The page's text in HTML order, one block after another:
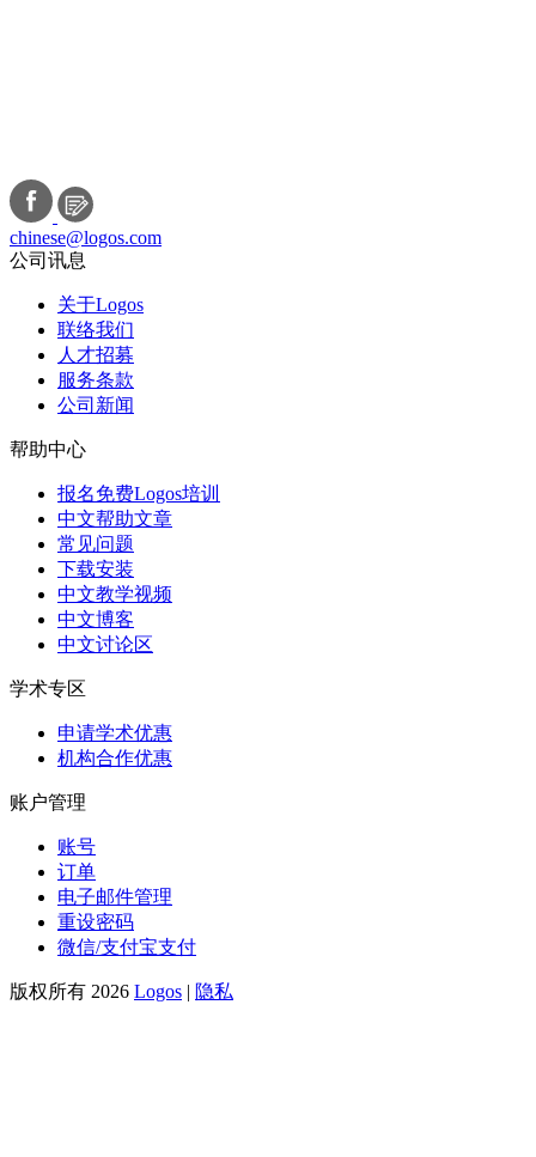
chinese@logos.com
公司讯息
关于Logos
联络我们
人才招募
服务条款
公司新闻
帮助中心
报名免费Logos培训
中文帮助文章
常见问题
下载安装
中文教学视频
中文博客
中文讨论区
学术专区
申请学术优惠
机构合作优惠
账户管理
账号
订单
电子邮件管理
重设密码
微信/支付宝支付
版权所有 2026 Logos | 隐私